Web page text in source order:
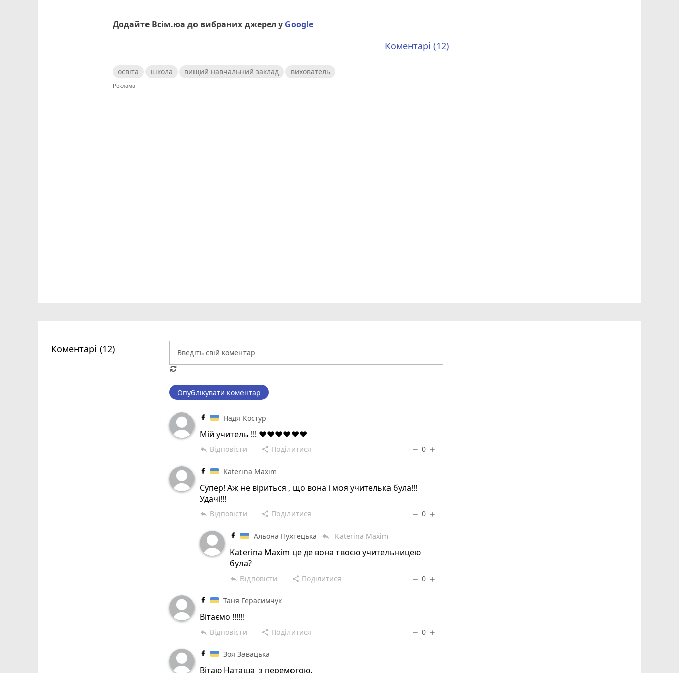
Додайте Всім.юа до вибраних джерел у Google
Коментарі (12)
освіта школа вищий навчальний заклад вихователь
Коментарі (12)
Опублікувати коментар
Надя Костур
Мій учитель !!! ❤❤❤❤❤❤
reply Відповісти share Поділитися remove 0 add
Katerina Maxim
Супер! Аж не віриться , що вона і моя учителька була!!!
Удачі!!!
reply Відповісти share Поділитися remove 0 add
Альона Пухтецька reply Katerina Maxim
Katerina Maxim це де вона твоєю учительницею
була?
reply Відповісти share Поділитися remove 0 add
Таня Герасимчук
Вітаємо !!!!!!
reply Відповісти share Поділитися remove 0 add
Зоя Завацька
Вітаю Наташа з перемогою.